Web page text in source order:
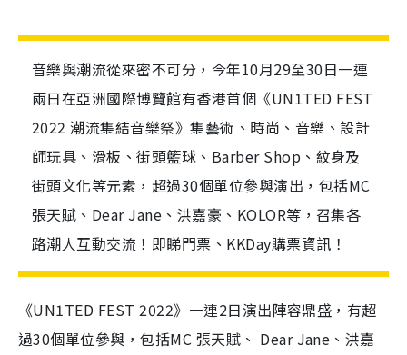
音樂與潮流從來密不可分，今年10月29至30日一連
兩日在亞洲國際博覽館有香港首個《UN1TED FEST
2022 潮流集結音樂祭》集藝術、時尚、音樂、設計
師玩具、滑板、街頭籃球、Barber Shop、紋身及
街頭文化等元素，超過30個單位參與演出，包括MC
張天賦、Dear Jane、洪嘉豪、KOLOR等，召集各
路潮人互動交流！即睇門票、KKDay購票資訊！
《UN1TED FEST 2022》一連2日演出陣容鼎盛，有超
過30個單位參與，包括MC 張天賦、 Dear Jane、洪嘉